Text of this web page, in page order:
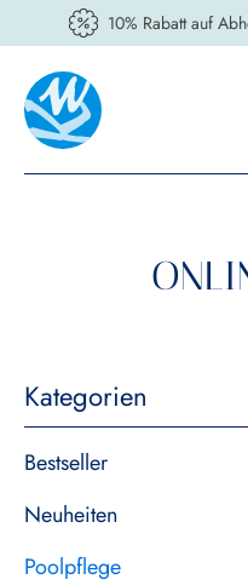
10% Rabatt auf
Kategorien
Bestseller
Neuheiten
Poolpflege